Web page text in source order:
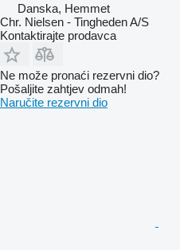
Danska, Hemmet
Chr. Nielsen - Tingheden A/S
Kontaktirajte prodavca
Ne može pronaći rezervni dio?
Pošaljite zahtjev odmah!
Naručite rezervni dio